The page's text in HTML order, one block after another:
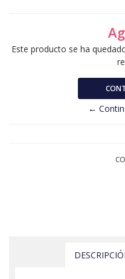
Este producto se ha
←